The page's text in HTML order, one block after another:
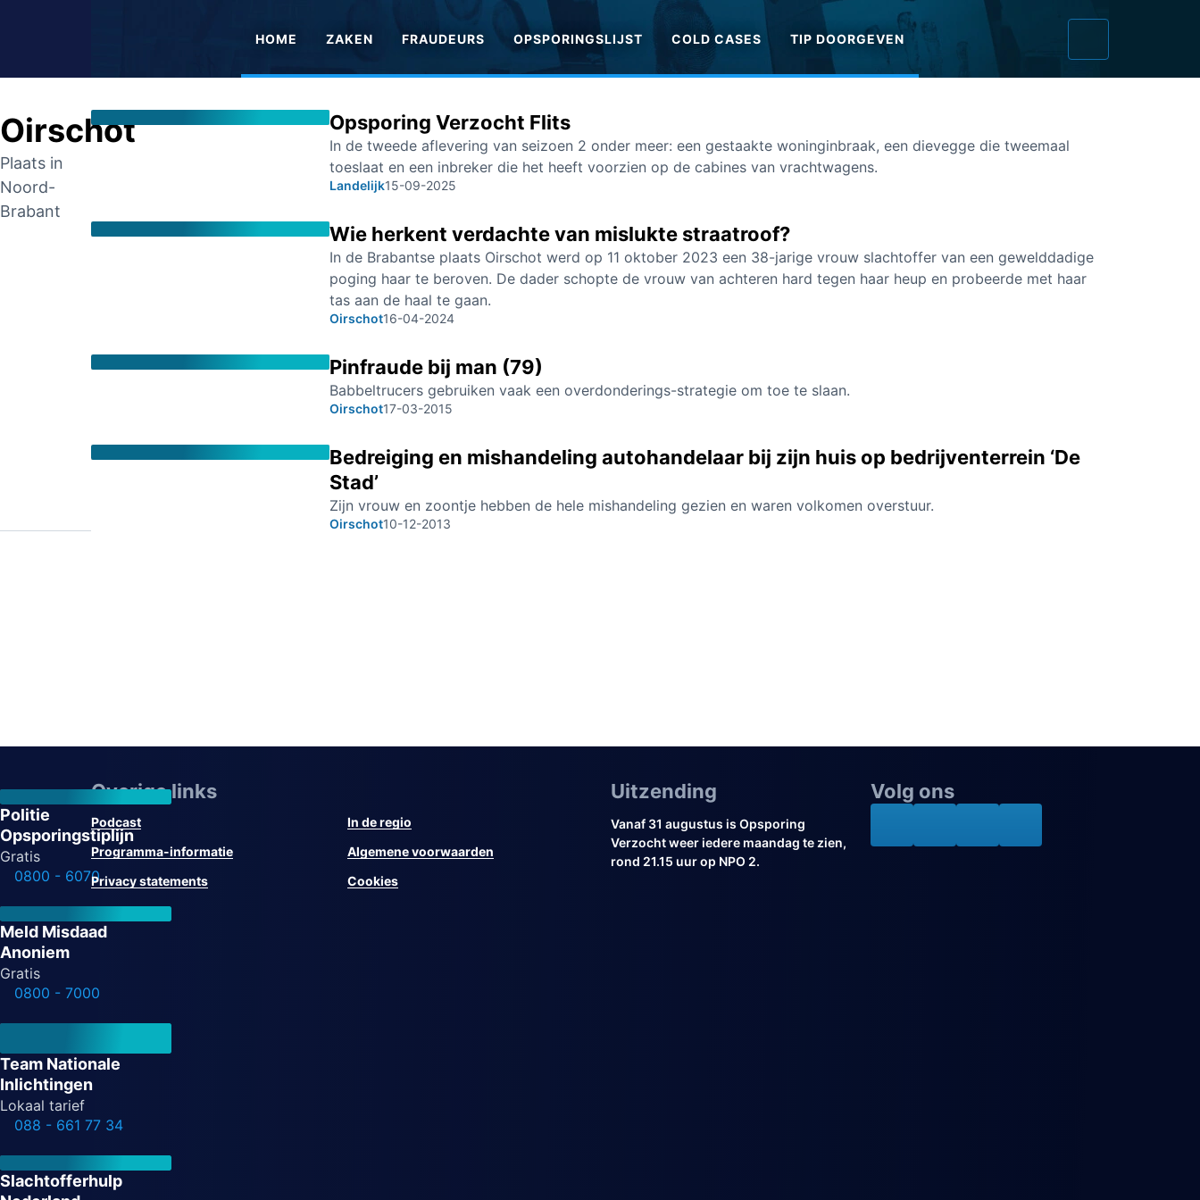
HOME ZAKEN FRAUDEURS OPSPORINGSLIJST COLD CASES TIP DOORGEVEN
Oirschot
Plaats in
Noord-
Brabant
Opsporing Verzocht Flits
In de tweede aflevering van seizoen 2 onder meer: een gestaakte woninginbraak, een dievegge die tweemaal
toeslaat en een inbreker die het heeft voorzien op de cabines van vrachtwagens.
Landelijk15-09-2025
Wie herkent verdachte van mislukte straatroof?
In de Brabantse plaats Oirschot werd op 11 oktober 2023 een 38-jarige vrouw slachtoffer van een gewelddadige
poging haar te beroven. De dader schopte de vrouw van achteren hard tegen haar heup en probeerde met haar
tas aan de haal te gaan.
Oirschot16-04-2024
Pinfraude bij man (79)
Babbeltrucers gebruiken vaak een overdonderings-strategie om toe te slaan.
Oirschot17-03-2015
Bedreiging en mishandeling autohandelaar bij zijn huis op bedrijventerrein ‘De
Stad’
Zijn vrouw en zoontje hebben de hele mishandeling gezien en waren volkomen overstuur.
Oirschot10-12-2013
Politie
Opsporingstiplijn
Gratis
0800 - 6070
Meld Misdaad
Anoniem
Gratis
0800 - 7000
Team Nationale
Inlichtingen
Lokaal tarief
088 - 661 77 34
Slachtofferhulp
Overige links
Podcast
In de regio
Programma-informatie
Algemene voorwaarden
Privacy statements
Cookies
Uitzending
Vanaf 31 augustus is Opsporing
Verzocht weer iedere maandag te zien,
rond 21.15 uur op NPO 2.
Volg ons